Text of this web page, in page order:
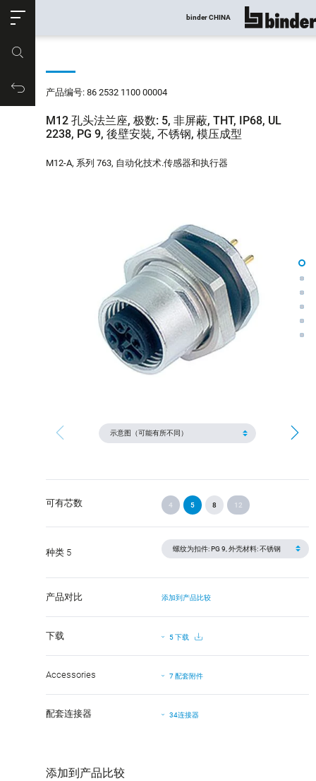
购物车
binder CHINA 显示所有
产品编号: 86 2532 1100 00004
M12 孔头法兰座, 极数: 5, 非屏蔽, THT, IP68, UL
2238, PG 9, 後壁安裝, 不锈钢, 模压成型
M12-A, 系列 763, 自动化技术.传感器和执行器
可有芯数 4 5 8 12
种类 5
产品对比 添加到产品比较
下载 5 下载
Accessories 7 配套附件
配套连接器 34连接器
添加到产品比较